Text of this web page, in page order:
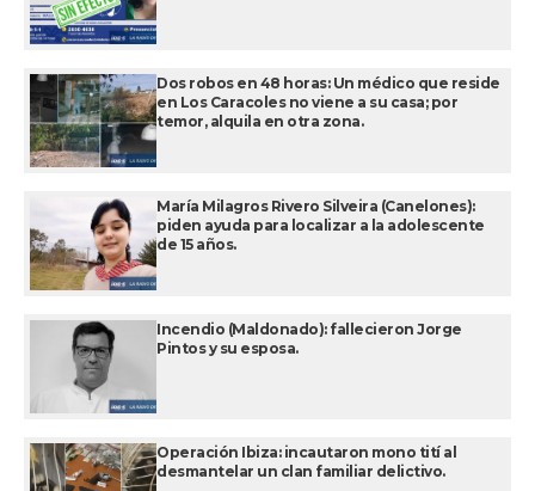
Dos robos en 48 horas: Un médico que reside
en Los Caracoles no viene a su casa; por
temor, alquila en otra zona.
María Milagros Rivero Silveira (Canelones):
piden ayuda para localizar a la adolescente
de 15 años.
Incendio (Maldonado): fallecieron Jorge
Pintos y su esposa.
Operación Ibiza: incautaron mono tití al
desmantelar un clan familiar delictivo.